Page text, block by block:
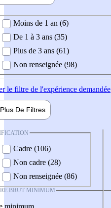
demandée
Moins de 1 an (6)
De 1 à 3 ans (35)
Plus de 3 ans (61)
Non renseignée (98)
le filtre de l'expérience demandée
Plus De Filtres
Cadre (106)
Non cadre (28)
Non renseignée (86)
BRUT MINIMUM
minimum